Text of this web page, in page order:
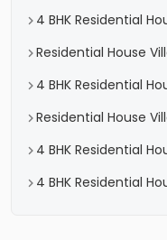
4 BHK Residential
Residential House
4 BHK Residential
Residential House
4 BHK Residential
4 BHK Residential